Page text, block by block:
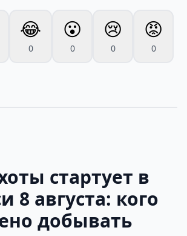
😂
0
😮
0
😢
0
😡
0
стартует в
8 августа: кого
добывать